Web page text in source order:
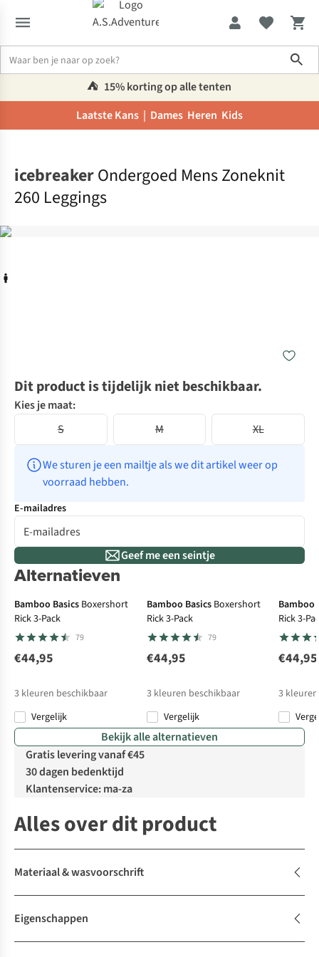
⛺️ 15% korting op alle tenten
Laatste Kans | Dames Heren Kids
icebreakerOndergoed Mens Zoneknit
260 Leggings
Dit product is tijdelijk niet beschikbaar.
Kies je maat:
S
M XL
We sturen je een mailtje als we dit artikel weer op
voorraad hebben.
E-mailadres
Geef me een seintje
Alternatieven
Bamboo Basics Boxershort
Rick 3-Pack
79
€44,95
3 kleuren beschikbaar
Vergelijk
Bamboo Basics Boxershort
Rick 3-Pack
79
€44,95
3 kleuren beschikbaar
Vergelijk
Bamboo
Rick 3-
€44,95
3
Bekijk alle alternatieven
Gratis levering vanaf €45
30 dagen bedenktijd
Klantenservice: ma-za
Alles over dit product
Materiaal & wasvoorschrift
Eigenschappen